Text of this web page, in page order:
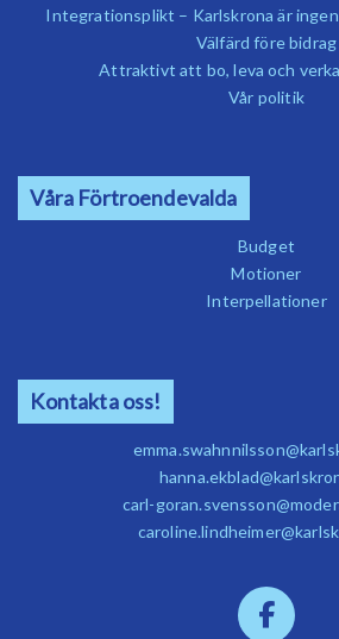
Integrationsplikt – Karlskrona är
Välfärd före bidrag
Attraktivt att bo, leva och
Vår politik
Våra Förtroendevalda
Budget
Motioner
Interpellationer
Kontakta oss!
carl-